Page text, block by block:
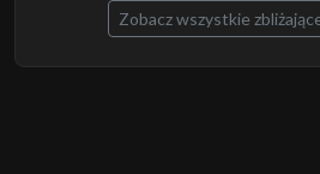
Zobacz wszystkie